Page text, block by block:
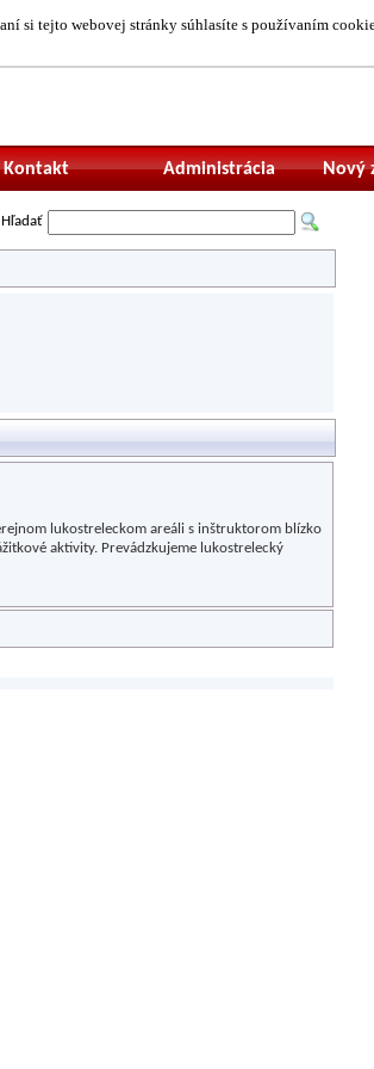
si tejto webovej stránky súhlasíte s používaním
Nový
Administrácia
Kontakt
Hľadať
lukostreleckom areáli s inštruktorom blízko
aktivity. Prevádzkujeme lukostrelecký